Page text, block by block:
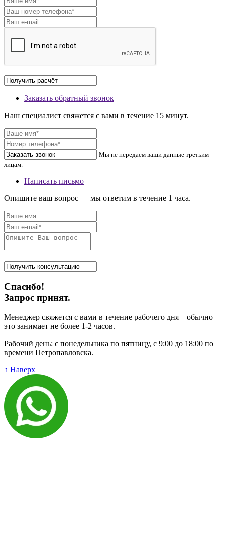
Заказать обратный звонок
Наш специалист свяжется с вами в течение 15 минут.
Мы не передаем ваши данные третьим
лицам.
Написать письмо
Опишите ваш вопрос — мы ответим в течение 1 часа.
Спасибо!
Запрос принят.
Менеджер свяжется с вами в течение рабочего дня – обычно
это занимает не более 1-2 часов.
Рабочий день: с понедельника по пятницу, с 9:00 до 18:00 по
времени Петропавловска.
↑ Наверх